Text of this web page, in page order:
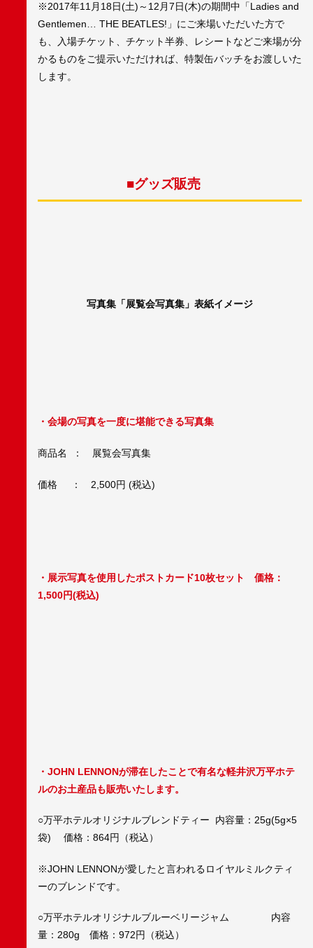
※2017年11月18日(土)～12月7日(木)の期間中「Ladies and
Gentlemen… THE BEATLES!」にご来場いただいた方で
も、入場チケット、チケット半券、レシートなどご来場が分
かるものをご提示いただければ、特製缶バッチをお渡しいた
します。
■グッズ販売
写真集「展覧会写真集」表紙イメージ
・会場の写真を一度に堪能できる写真集
商品名 ： 展覧会写真集
価格 ： 2,500円 (税込)
・展示写真を使用したポストカード10枚セット 価格：
1,500円(税込)
・JOHN LENNONが滞在したことで有名な軽井沢万平ホテ
ルのお土産品も販売いたします。
○万平ホテルオリジナルブレンドティー 内容量：25g(5g×5
袋) 価格：864円（税込）
※JOHN LENNONが愛したと言われるロイヤルミルクティ
ーのブレンドです。
○万平ホテルオリジナルブルーベリージャム 内容
量：280g 価格：972円（税込）